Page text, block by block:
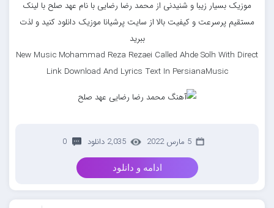
موزیک بسیار زیبا و شنیدنی از محمد رضا رضایی با نام عهد صلح با لینک
مستقیم پرسرعت و کیفیت بالا از سایت پرشیانا موزیک دانلود کنید و لذت
ببرید
New Music Mohammad Reza Rezaei Called Ahde Solh With Direct
Link Download And Lyrics Text In PersianaMusic
5 مارس 2022 2,035 دانلود 0
ادامه و دانلود